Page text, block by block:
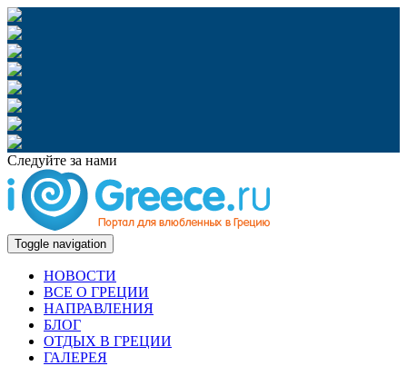
Следуйте за нами
Toggle navigation
НОВОСТИ
ВСЕ О ГРЕЦИИ
НАПРАВЛЕНИЯ
БЛОГ
ОТДЫХ В ГРЕЦИИ
ГАЛЕРЕЯ